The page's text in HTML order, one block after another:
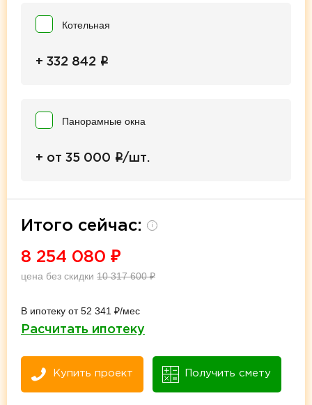
Котельная
+ 332 842 i
Панорамные окна
+ от 35 000 i/шт.
Итого сейчас: i
8 254 080 ₽
цена без скидки 10 317 600₽
В ипотеку от 52 341 ₽/мес
Расчитать ипотеку
Купить проект Получить смету